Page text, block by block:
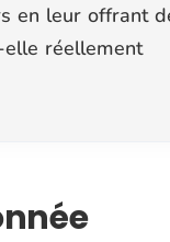
en leur offrant
elle réellement